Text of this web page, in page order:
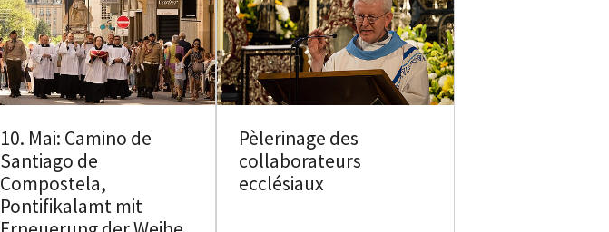
10. Mai: Camino de
Santiago de
Compostela,
Pontifikalamt mit
Pèlerinage des
collaborateurs
ecclésiaux